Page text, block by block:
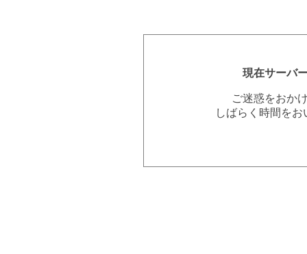
現在サーバ
ご迷惑をおか
しばらく時間を